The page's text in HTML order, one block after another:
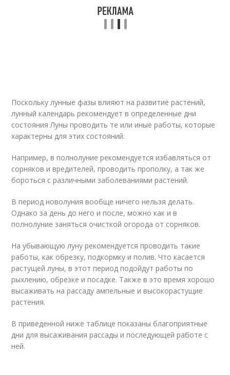
Поскольку лунные фазы влияют на развитие растений,
лунный календарь рекомендует в определенные дни
состояния Луны проводить те или иные работы, которые
характерны для этих состояний.
Например, в полнолуние рекомендуется избавляться от
сорняков и вредителей, проводить прополку, а так же
бороться с различными заболеваниями растений.
В период новолуния вообще ничего нельзя делать.
Однако за день до него и после, можно как и в
полнолуние заняться очисткой огорода от сорняков.
На убывающую луну рекомендуется проводить такие
работы, как обрезку, подкормку и полив. Что касается
растущей луны, в этот период подойдут работы по
рыхлению, обрезке и посадке. Также в это время хорошо
высаживать на рассаду ампельные и высокорастущие
растения.
В приведенной ниже таблице показаны благоприятные
дни для высаживания рассады и последующей работе с
ней.